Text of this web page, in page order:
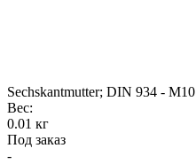
Sechskantmutter; DIN 934 - M10
Вес:
0.01 кг
Под заказ
-